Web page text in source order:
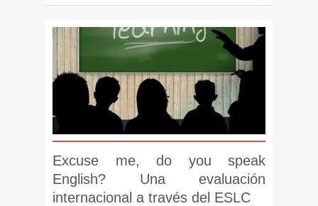
Excuse me, do you speak
English? Una evaluación
internacional a través del ESLC